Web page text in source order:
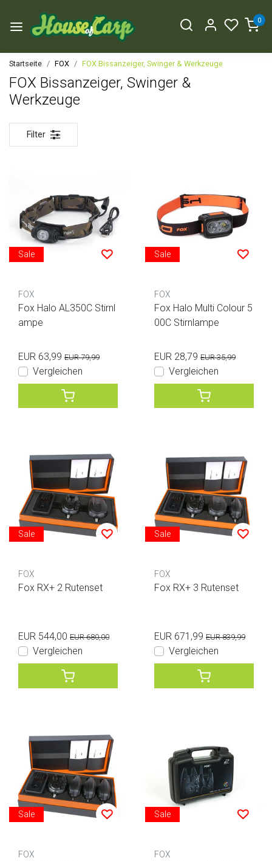
0
Startseite FOX FOX Bissanzeiger, Swinger & Werkzeuge
FOX Bissanzeiger, Swinger &
Werkzeuge
Filter
Sale
FOX
Fox Halo AL350C Stirnl
ampe
EUR 63,99 EUR 79,99
Vergleichen
Sale
FOX
Fox Halo Multi Colour 5
00C Stirnlampe
EUR 28,79 EUR 35,99
Vergleichen
Sale
FOX
Fox RX+ 2 Rutenset
EUR 544,00 EUR 680,00
Vergleichen
Sale
FOX
Fox RX+ 3 Rutenset
EUR 671,99 EUR 839,99
Vergleichen
Sale
FOX
Sale
FOX